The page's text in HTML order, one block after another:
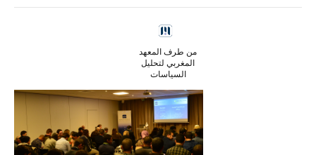
من طرف المعهد
المغربي لتحليل
السياسات